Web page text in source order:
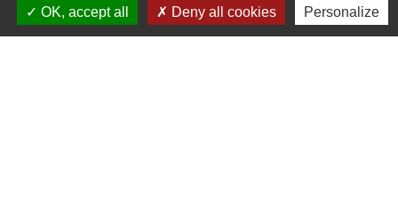
Contacts
Commune de Sainte-Catherine
OK, accept all
Deny all cookies Personalize